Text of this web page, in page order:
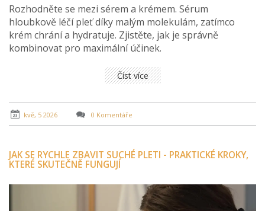
Rozhodněte se mezi sérem a krémem. Sérum
hloubkově léčí pleť díky malým molekulám, zatímco
krém chrání a hydratuje. Zjistěte, jak je správně
kombinovat pro maximální účinek.
Číst více
kvě, 5 2026 0 Komentáře
JAK SE RYCHLE ZBAVIT SUCHÉ PLETI - PRAKTICKÉ KROKY,
KTERÉ SKUTEČNĚ FUNGUJÍ